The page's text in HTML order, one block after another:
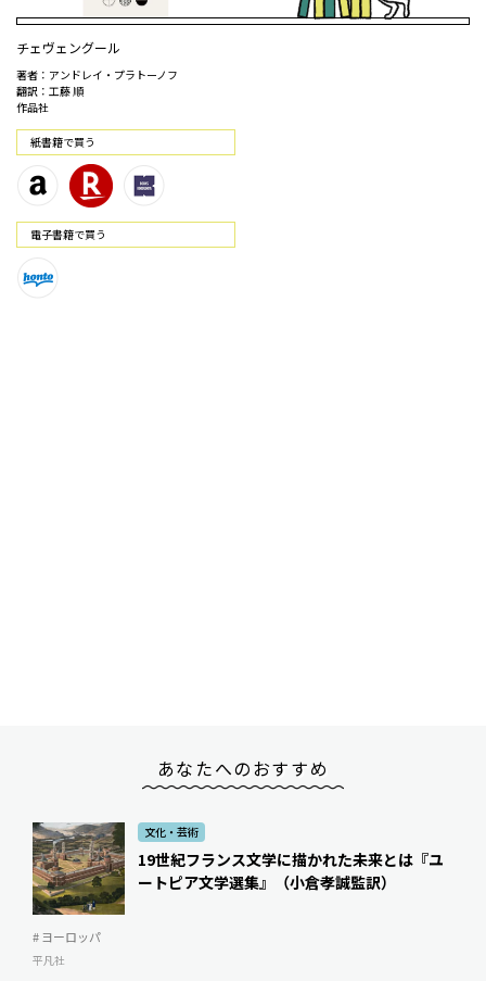
チェヴェングール
著者：アンドレイ・プラトーノフ
翻訳：工藤 順
作品社
紙書籍で買う
電⼦書籍で買う
あなたへのおすすめ
文化・芸術
19世紀フランス文学に描かれた未来とは――『ユ
ートピア文学選集』（小倉孝誠監訳）
# ヨーロッパ
平凡社